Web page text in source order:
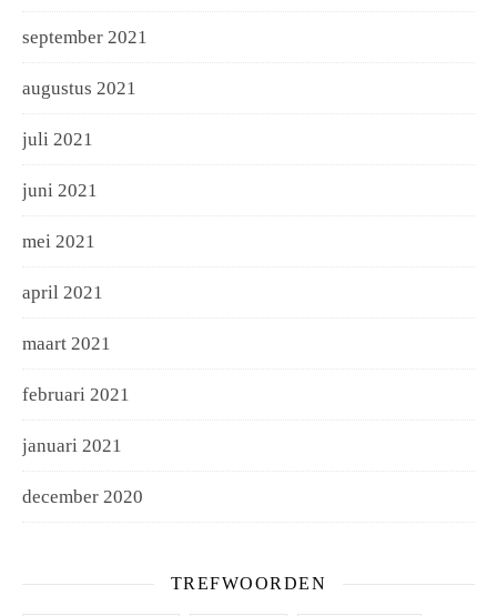
september 2021
augustus 2021
juli 2021
juni 2021
mei 2021
april 2021
maart 2021
februari 2021
januari 2021
december 2020
TREFWOORDEN